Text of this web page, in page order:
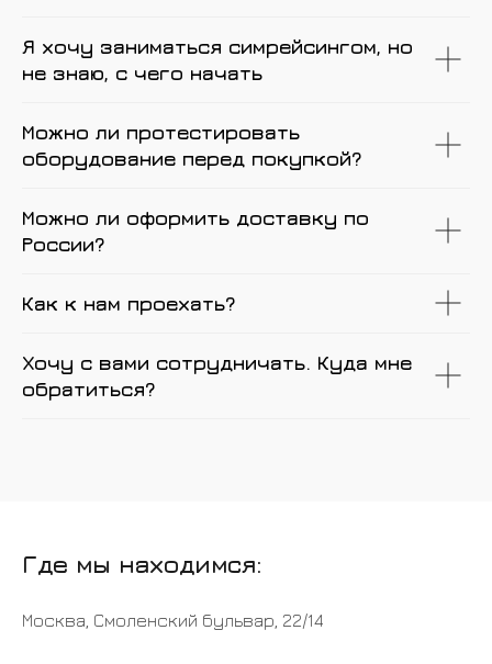
Я хочу заниматься симрейсингом, но
не знаю, с чего начать
Можно ли протестировать
оборудование перед покупкой?
Можно ли оформить доставку по
России?
Как к нам проехать?
Хочу с вами сотрудничать. Куда мне
обратиться?
Где мы находимся:
Москва, Смоленский бульвар, 22/14